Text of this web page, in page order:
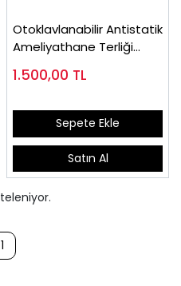
Otoklavlanabilir Antistatik
Ameliyathane Terliği
1.500,00 TL
Sepete Ekle
Satın Al
1